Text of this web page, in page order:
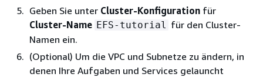
Geben Sie unter Cluster-Konfiguration für
Cluster-Name EFS-tutorial
für den Cluster-
Namen ein.
(Optional) Um die VPC und Subnetze zu ändern, in
denen Ihre Aufgaben und Services gelauncht